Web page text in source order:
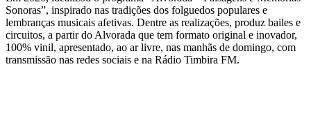
Sonoras”, inspirado nas tradições dos folguedos populares e
lembranças musicais afetivas. Dentre as realizações, produz bailes e
circuitos, a partir do Alvorada que tem formato original e inovador,
100% vinil, apresentado, ao ar livre, nas manhãs de domingo, com
transmissão nas redes sociais e na Rádio Timbira FM.